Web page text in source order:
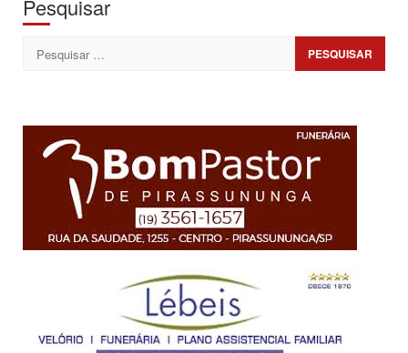
Pesquisar
Pesquisar